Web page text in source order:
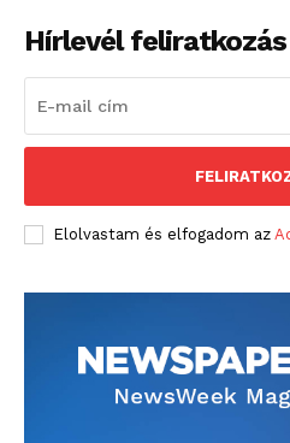
Hírlevél feliratkozás
Elolvastam és elfogadom az